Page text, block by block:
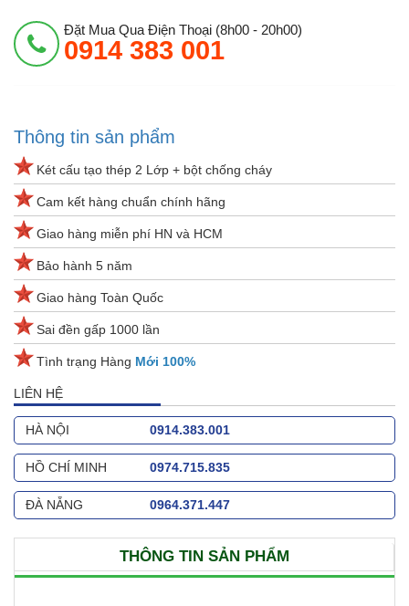
Đặt Mua Qua Điện Thoại (8h00 - 20h00)
0914 383 001
Thông tin sản phẩm
Két cấu tạo thép 2 Lớp + bột chống cháy
Cam kết hàng chuẩn chính hãng
Giao hàng miễn phí HN và HCM
Bảo hành 5 năm
Giao hàng Toàn Quốc
Sai đền gấp 1000 lần
Tình trạng Hàng Mới 100%
LIÊN HỆ
HÀ NỘI 0914.383.001
HỒ CHÍ MINH 0974.715.835
ĐÀ NẴNG 0964.371.447
THÔNG TIN SẢN PHẨM